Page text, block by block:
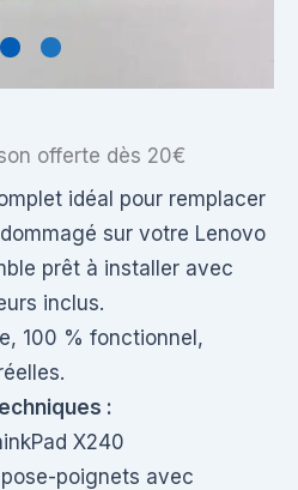
offerte dès 20€
idéal pour remplacer
sur votre Lenovo
prêt à installer avec
inclus.
100 % fonctionnel,
:
X240
poignets avec